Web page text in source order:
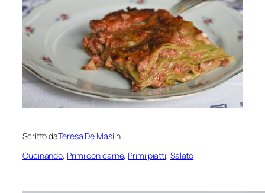
Scritto daTeresa De Masiin
Cucinando, Primi con carne, Primi piatti, Salato